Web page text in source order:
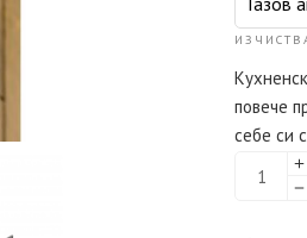
повече
себе си